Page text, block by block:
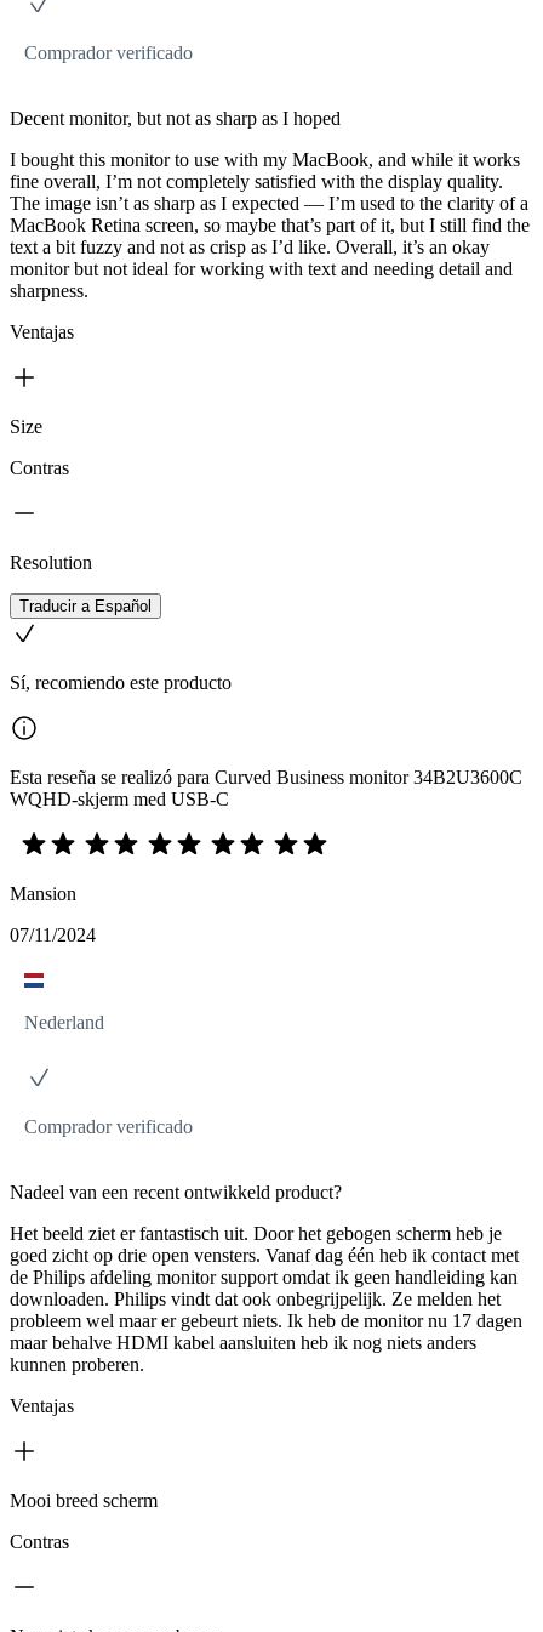
Comprador verificado
Decent monitor, but not as sharp as I hoped
I bought this monitor to use with my MacBook, and while it works
fine overall, I’m not completely satisfied with the display quality.
The image isn’t as sharp as I expected — I’m used to the clarity of a
MacBook Retina screen, so maybe that’s part of it, but I still find the
text a bit fuzzy and not as crisp as I’d like. Overall, it’s an okay
monitor but not ideal for working with text and needing detail and
sharpness.
Ventajas
Size
Contras
Resolution
Traducir a Español
Sí, recomiendo este producto
Esta reseña se realizó para Curved Business monitor 34B2U3600C
WQHD-skjerm med USB-C
Mansion
07/11/2024
Nederland
Comprador verificado
Nadeel van een recent ontwikkeld product?
Het beeld ziet er fantastisch uit. Door het gebogen scherm heb je
goed zicht op drie open vensters. Vanaf dag één heb ik contact met
de Philips afdeling monitor support omdat ik geen handleiding kan
downloaden. Philips vindt dat ook onbegrijpelijk. Ze melden het
probleem wel maar er gebeurt niets. Ik heb de monitor nu 17 dagen
maar behalve HDMI kabel aansluiten heb ik nog niets anders
kunnen proberen.
Ventajas
Mooi breed scherm
Contras